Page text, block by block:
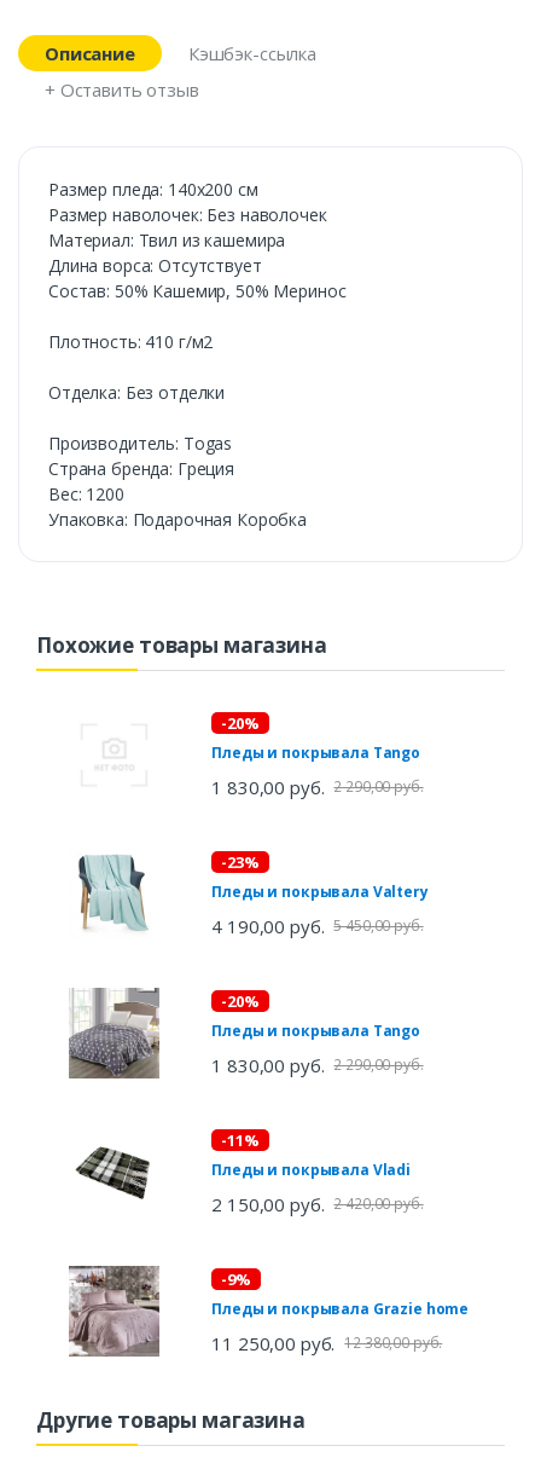
Описание
Кэшбэк-ссылка
+ Оставить отзыв
Размер пледа: 140х200 см
Размер наволочек: Без наволочек
Материал: Твил из кашемира
Длина ворса: Отсутствует
Состав: 50% Кашемир, 50% Меринос
Плотность: 410 г/м2
Отделка: Без отделки
Производитель: Togas
Страна бренда: Греция
Вес: 1200
Упаковка: Подарочная Коробка
Похожие товары магазина
-20%
Пледы и покрывала Tango
1 830,00 руб. 2 290,00 руб.
-23%
Пледы и покрывала Valtery
4 190,00 руб. 5 450,00 руб.
-20%
Пледы и покрывала Tango
1 830,00 руб. 2 290,00 руб.
-11%
Пледы и покрывала Vladi
2 150,00 руб. 2 420,00 руб.
-9%
Пледы и покрывала Grazie home
11 250,00 руб. 12 380,00 руб.
Другие товары магазина